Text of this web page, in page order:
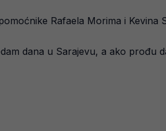
Rafaela Morima i
dana u Sarajevu, a ako